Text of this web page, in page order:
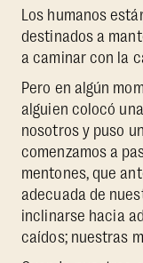
Los humanos
destinados a
a caminar con la
Pero en algún
alguien colocó
nosotros y puso
comenzamos a
mentones, que
adecuada de
inclinarse hacia
caídos; nuestras